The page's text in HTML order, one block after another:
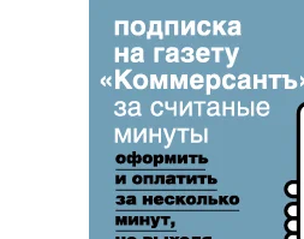
Реклама в «Ъ»